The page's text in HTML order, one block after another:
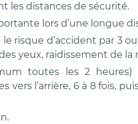
les distances de sécurité.
lors d’une longue
risque d’accident par 3
yeux, raidissement de la
toutes les 2
vers l’arrière, 6 à 8 fois,